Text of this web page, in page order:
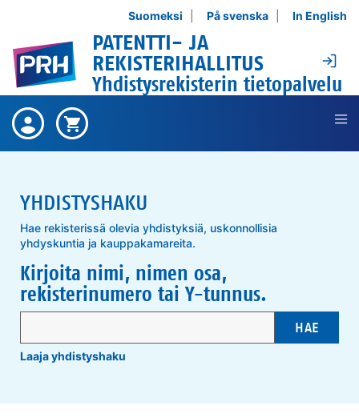
Suomeksi På svenska In English
PATENTTI- JA
REKISTERIHALLITUS
Yhdistysrekisterin tietopalvelu
Ei ostettuja tuotteita ,
Ostetut
tuotteet
Ostoskori on tyhjä ,
Ostoskori
YHDISTYSHAKU
Hae rekisterissä olevia yhdistyksiä, uskonnollisia
yhdyskuntia ja kauppakamareita.
Kirjoita nimi, nimen osa,
rekisterinumero tai Y-tunnus.
HAE
Laaja yhdistyshaku